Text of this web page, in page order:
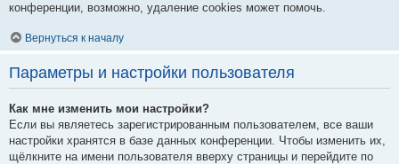
конференции, возможно, удаление cookies может помочь.
Вернуться к началу
Параметры и настройки пользователя
Как мне изменить мои настройки?
Если вы являетесь зарегистрированным пользователем, все ваши
настройки хранятся в базе данных конференции. Чтобы изменить их,
щёлкните на имени пользователя вверху страницы и перейдите по